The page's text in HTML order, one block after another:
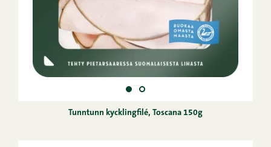
Tunntunn kycklingfilé, Toscana 150g